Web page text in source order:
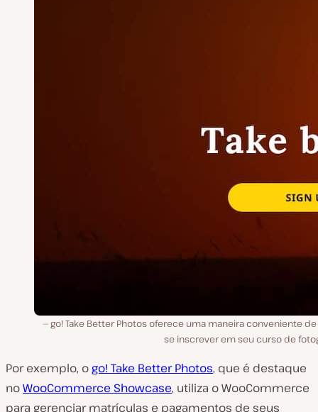
go! Take Better Photos oferece uma maneira conveniente
se inscrever em seu curso de
Por exemplo, ogo! Take Better Photos, que é destaque
noWooCommerce Showcase, utiliza o WooCommerce
para gerenciar matrículas e pagamentos de seus